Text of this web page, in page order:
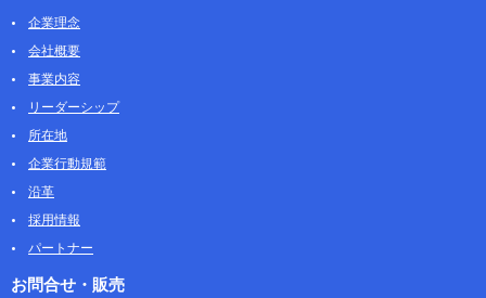
企業理念
会社概要
事業内容
リーダーシップ
所在地
企業行動規範
沿革
採用情報
パートナー
お問合せ・販売